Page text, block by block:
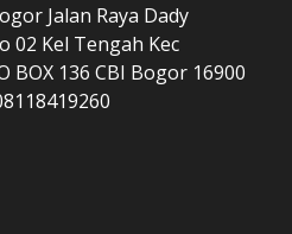
Jalan Raya Dady
02 Kel Tengah Kec
BOX 136 CBI Bogor 16900